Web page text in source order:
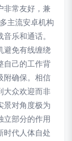
非常友好，兼
主流安卓机构
乐和通话。
避免有线缠绕
自己的工作背
附确保。相信
大众欢迎而非
景对角度极为
立部分的作用
时代人体自处